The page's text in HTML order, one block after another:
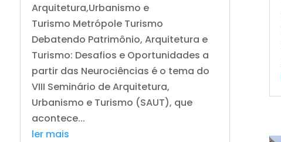
Arquitetura,Urbanismo e
Turismo Metrópole Turismo
Debatendo Patrimônio, Arquitetura e
Turismo: Desafios e Oportunidades a
partir das Neurociências é o tema do
VIII Seminário de Arquitetura,
Urbanismo e Turismo (SAUT), que
acontece...
ler mais